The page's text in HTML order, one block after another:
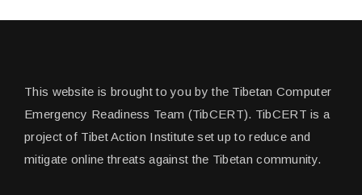
This website is brought to you by the Tibetan Computer
Emergency Readiness Team (TibCERT). TibCERT is a
project of Tibet Action Institute set up to reduce and
mitigate online threats against the Tibetan community.